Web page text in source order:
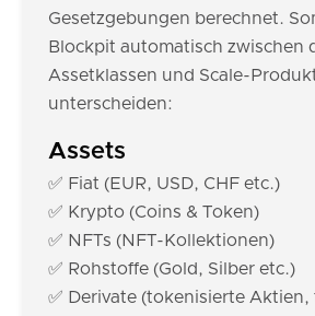
Gesetzgebungen berechnet.
Blockpit automatisch zwischen
Assetklassen und Scale-
unterscheiden:
Assets
✅ Fiat (EUR, USD, CHF etc.)
✅ Krypto (Coins & Token)
✅ NFTs (NFT-Kollektionen)
✅ Rohstoffe (Gold, Silber etc.)
✅ Derivate (tokenisierte